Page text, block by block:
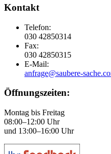
Kontakt
Telefon:
030 42850314
Fax:
030 42850315
E-Mail:
anfrage@saubere-
Öffnungszeiten:
Montag bis Freitag
08:00–12:00 Uhr
und 13:00–16:00 Uhr